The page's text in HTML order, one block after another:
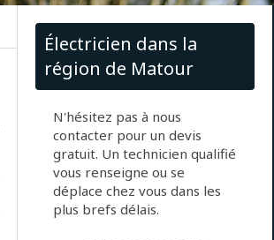
Électricien dans la
région de Matour
N'hésitez pas à nous
contacter pour un devis
gratuit. Un technicien qualifié
vous renseigne ou se
déplace chez vous dans les
plus brefs délais.